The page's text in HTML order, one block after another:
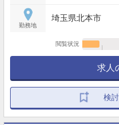
勤務地
埼玉県北本市
閲覧状況
求人
検